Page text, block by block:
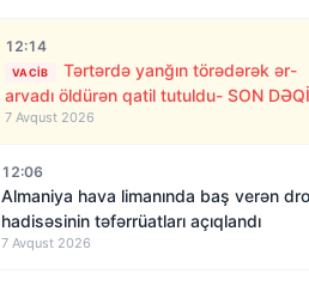
12:14
VACIB
Tərtərdə yanğın törədərək ər-
arvadı öldürən qatil tutuldu- SON
7 Avqust 2026
12:06
Almaniya hava limanında baş verən
hadisəsinin təfərrüatları açıqlandı
7 Avqust 2026